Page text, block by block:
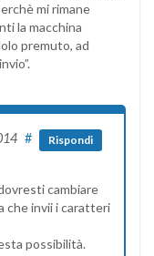
mi rimane
la macchina
premuto, ad
# Rispondi
cambiare
che invii i caratteri
possibilità.